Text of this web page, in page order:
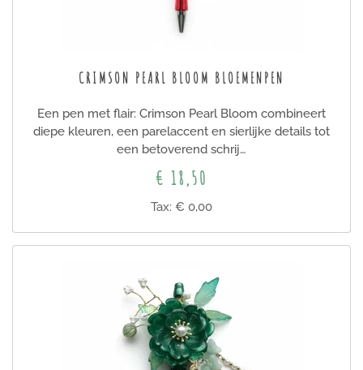
CRIMSON PEARL BLOOM BLOEMENPEN
Een pen met flair: Crimson Pearl Bloom combineert
diepe kleuren, een parelaccent en sierlijke details tot
een betoverend schrij…
€ 18,50
Tax: € 0,00